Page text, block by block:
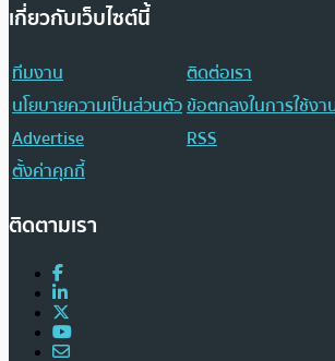
เกี่ยวกับเว็บไซต์นี้
ทีมงาน
ติดต่อเรา
นโยบายความเป็นส่วนตัวข้อตกลงในการใช้งา
Advertise
RSS
ตั้งค่าคุกกี้
ติดตามเรา